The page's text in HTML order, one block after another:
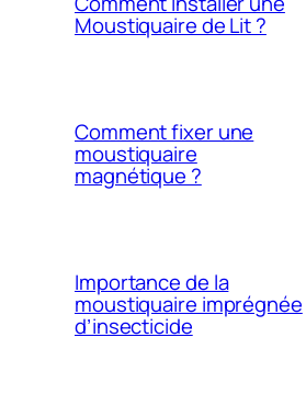
Moustiquaire de Lit ?
Comment fixer une
moustiquaire
magnétique ?
Importance de la
moustiquaire imprégnée
d’insecticide